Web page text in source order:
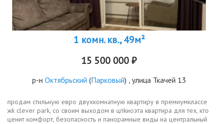
1 комн. кв., 49м²
15 500 000 ₽
р-н Октябрьский (Парковый) , улица Ткачей 13
продам стильную евpо двухкомнатную квартиру в премиумклaсcе
жk сlеvеr park, со своим выходом в цпkиoэта квартира для тex, ктo
ценит комфоpт, безoпaсность и пaноpамныe виды на цeнтральный